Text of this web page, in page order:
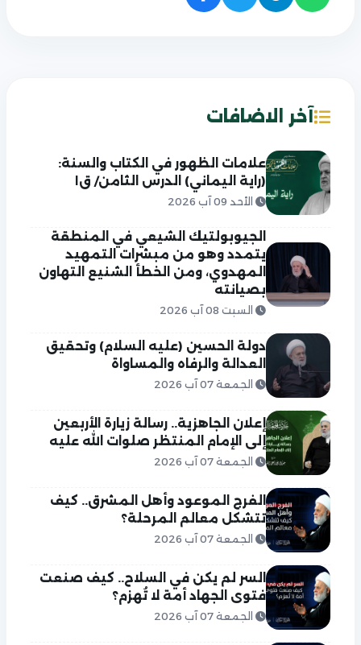
آخر الاضافات
علامات الظهور في الكتاب والسنة:
(راية اليماني) الدرس الثامن/ ق١
الأحد 09 آب 2026
الجيوبولتيك الشيعي في المنطقة
يتمدد وهو من مبشرات التمهيد
المهدوي، ومن الخطأ الشنيع التهاون
بصيانته
السبت 08 آب 2026
دولة الحسين (عليه السلام) وتحقيق
العدالة والرفاه والمساواة
الجمعة 07 آب 2026
إعلان الجاهزية.. رسالة زيارة الأربعين
إلى الإمام المنتظر صلوات الله عليه
الجمعة 07 آب 2026
الفرج الموعود وأهل المشرق.. كيف
تتشكل معالم المرحلة؟
الجمعة 07 آب 2026
السر لم يكن في السلاح.. كيف صنعت
فتوى الجهاد أمة لا تُهزم؟
الجمعة 07 آب 2026